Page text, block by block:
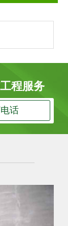
程服务
话